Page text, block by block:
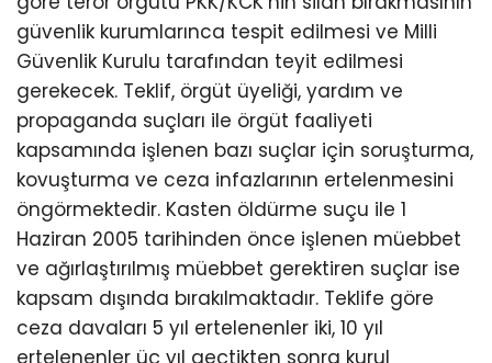
güvenlik kurumlarınca tespit edilmesi ve Milli
Güvenlik Kurulu tarafından teyit edilmesi
gerekecek. Teklif, örgüt üyeliği, yardım ve
propaganda suçları ile örgüt faaliyeti
kapsamında işlenen bazı suçlar için soruşturma,
kovuşturma ve ceza infazlarının ertelenmesini
öngörmektedir. Kasten öldürme suçu ile 1
Haziran 2005 tarihinden önce işlenen müebbet
ve ağırlaştırılmış müebbet gerektiren suçlar ise
kapsam dışında bırakılmaktadır. Teklife göre
ceza davaları 5 yıl ertelenenler iki, 10 yıl